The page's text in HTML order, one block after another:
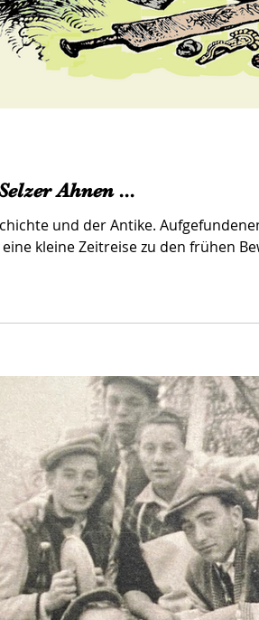
Ahnen ...
und der Antike.
kleine Zeitreise zu den frühen